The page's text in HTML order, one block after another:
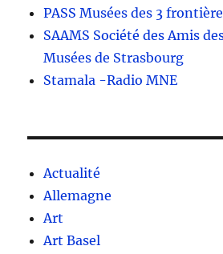
PASS Musées des 3
SAAMS Société des Amis
Musées de Strasbourg
Stamala -Radio MNE
Actualité
Allemagne
Art
Art Basel